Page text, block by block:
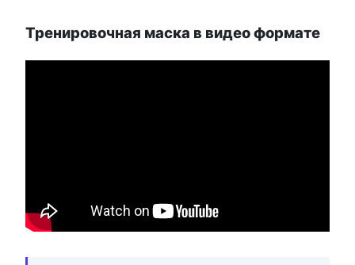
Тренировочная маска в видео формате